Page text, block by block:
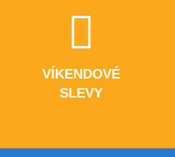
VÍKENDOVÉ
SLEVY